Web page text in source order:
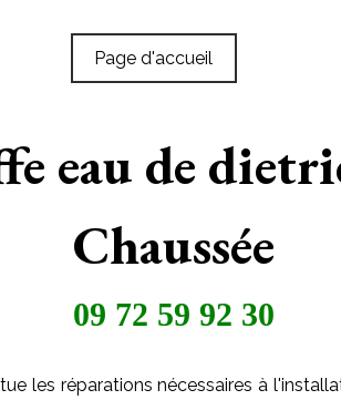
Page d'accueil
eau de
Chaussée
09 72 59 92 30
les réparations nécessaires à